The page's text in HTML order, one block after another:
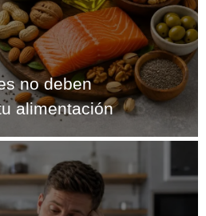
no deben
alimentación